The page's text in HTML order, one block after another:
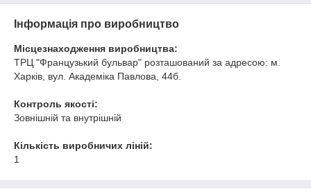
Інформація про виробництво
Місцезнаходження виробництва:
ТРЦ "Французький бульвар" розташований за адресою: м.
Харків, вул. Академіка Павлова, 44б.
Контроль якості:
Зовнішній та внутрішній
Кількість виробничих ліній:
1